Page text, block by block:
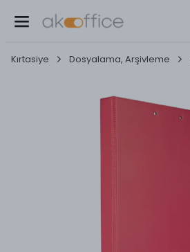
Kırtasiye Dosyalama, Arşivleme